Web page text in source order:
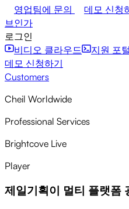
영업팀에 문의 데모 신청
브인가
로그인
비디오 클라우드
지원 포털
데모 신청하기
Customers
Cheil Worldwide
Professional Services
Brightcove Live
Player
제일기획이 멀티 플랫폼